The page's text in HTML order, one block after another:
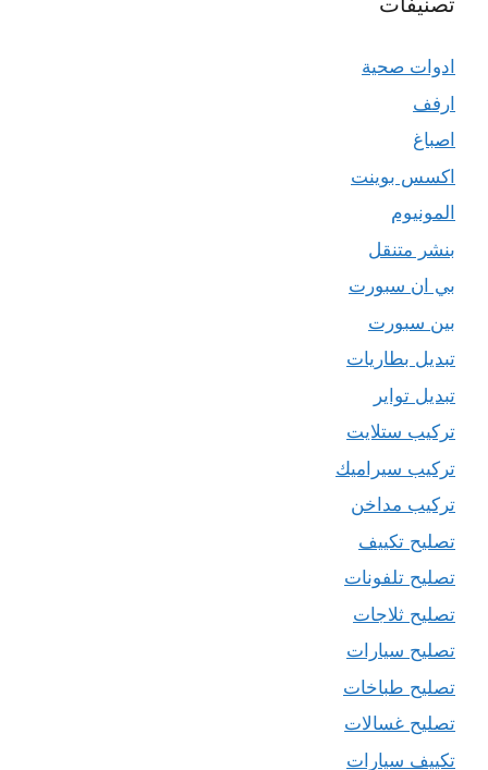
ادوات صحية
ارفف
اصباغ
اكسس بوينت
المونيوم
بنشر متنقل
بي ان سبورت
بين سبورت
تبديل بطاريات
تبديل تواير
تركيب ستلايت
تركيب سيراميك
تركيب مداخن
تصليح تكييف
تصليح تلفونات
تصليح ثلاجات
تصليح سيارات
تصليح طباخات
تصليح غسالات
تكييف سيارات